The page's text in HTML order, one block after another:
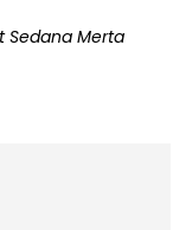
Sedana Merta